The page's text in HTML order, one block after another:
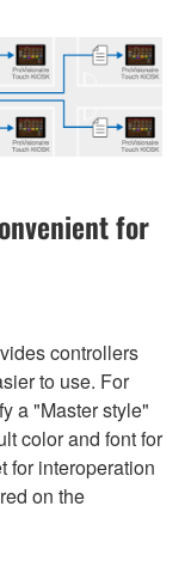
for
controllers
to use. For
a "Master style"
color and font for
for interoperation
on the